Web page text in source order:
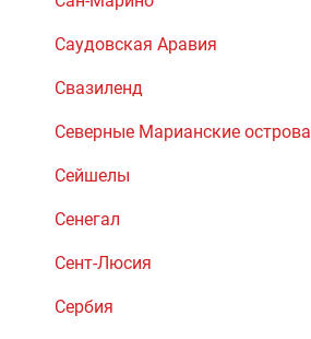
Саудовская Аравия
Свазиленд
Северные Марианские острова
Сейшелы
Сенегал
Сент-Люсия
Сербия